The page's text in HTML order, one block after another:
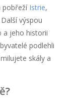
pobřeží Istrie,
výspou
a jeho historii
podlehli
skály a